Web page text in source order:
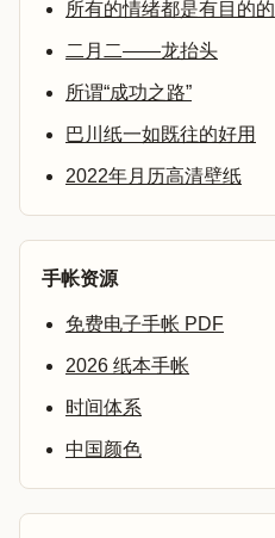
所有的情绪都是有目的的
二月二——龙抬头
所谓“成功之路”
巴川纸一如既往的好用
2022年月历高清壁纸
手帐资源
免费电子手帐 PDF
2026 纸本手帐
时间体系
中国颜色